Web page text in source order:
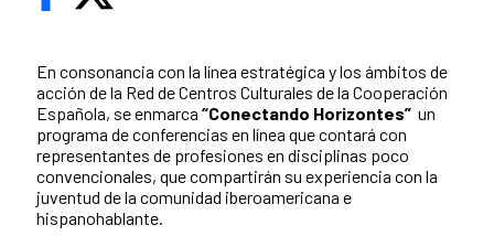
En consonancia con la línea estratégica y los ámbitos de
acción de la Red de Centros Culturales de la Cooperación
Española, se enmarca “Conectando Horizontes” un
programa de conferencias en línea que contará con
representantes de profesiones en disciplinas poco
convencionales, que compartirán su experiencia con la
juventud de la comunidad iberoamericana e
hispanohablante.